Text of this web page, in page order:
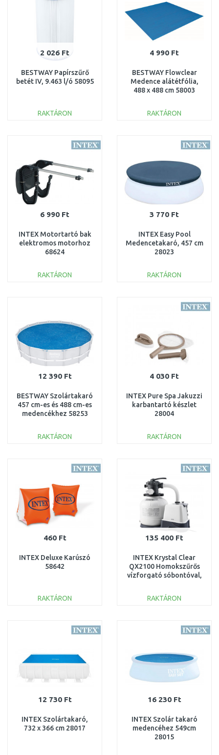
2 026 Ft
BESTWAY Papírszűrő
betét IV, 9.463 l/ó 58095
RAKTÁRON
Összehasonlítás
4 990 Ft
BESTWAY Flowclear
Medence alátétfólia,
488 x 488 cm 58003
RAKTÁRON
Összehasonlítás
6 990 Ft
INTEX Motortartó bak
elektromos motorhoz
68624
RAKTÁRON
3 770 Ft
INTEX Easy Pool
Medencetakaró, 457 cm
28023
RAKTÁRON
Összehasonlítás
12 390 Ft
BESTWAY Szolártakaró
457 cm-es és 488 cm-es
medencékhez 58253
RAKTÁRON
Összehasonlítás
4 030 Ft
INTEX Pure Spa Jakuzzi
karbantartó készlet
28004
RAKTÁRON
Összehasonlítás
460 Ft
INTEX Deluxe Karúszó
58642
RAKTÁRON
Összehasonlítás
135 400 Ft
INTEX Krystal Clear
QX2100 Homokszűrős
vízforgató sóbontóval,
RAKTÁRON
Összehasonlítás
12 730 Ft
INTEX Szolártakaró,
732 x 366 cm 28017
16 230 Ft
INTEX Szolár takaró
medencéhez 549cm
28015